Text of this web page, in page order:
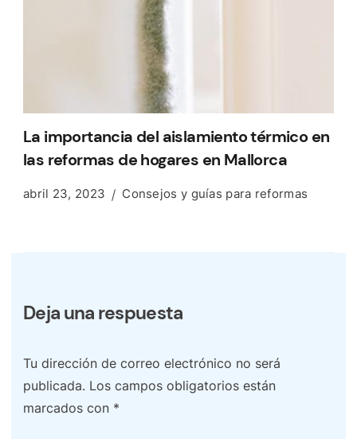
La importancia del aislamiento térmico en
las reformas de hogares en Mallorca
abril 23, 2023 Consejos y guías para reformas
Deja una respuesta
Tu dirección de correo electrónico no será
publicada. Los campos obligatorios están
marcados con *